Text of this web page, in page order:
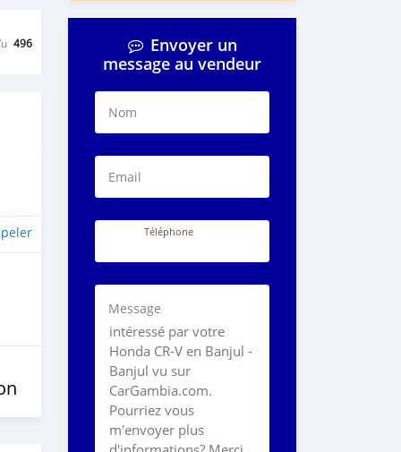
496
Envoyer un
message au vendeur
Nom
Email
Téléphone
Message